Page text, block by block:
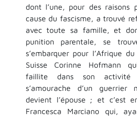
dont l’une, pour des raisons
cause du fascisme, a trouvé
avec toute sa famille, et
punition parentale, se
s’embarquer pour l’Afrique
Suisse Corinne Hofmann
faillite dans son activité
s’amourache d’un
devient l’épouse ; et c’est
Francesca Marciano qui,